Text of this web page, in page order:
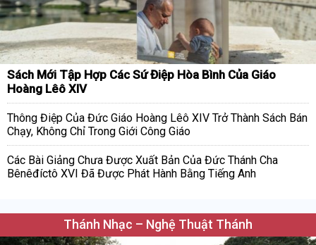
Sách Mới Tập Hợp Các Sứ Điệp Hòa Bình Của Giáo
Hoàng Lêô XIV
Thông Điệp Của Đức Giáo Hoàng Lêô XIV Trở Thành Sách Bán
Chạy, Không Chỉ Trong Giới Công Giáo
Các Bài Giảng Chưa Được Xuất Bản Của Đức Thánh Cha
Bênêđíctô XVI Đã Được Phát Hành Bằng Tiếng Anh
Thánh Nhạc – Nghệ Thuật Thánh